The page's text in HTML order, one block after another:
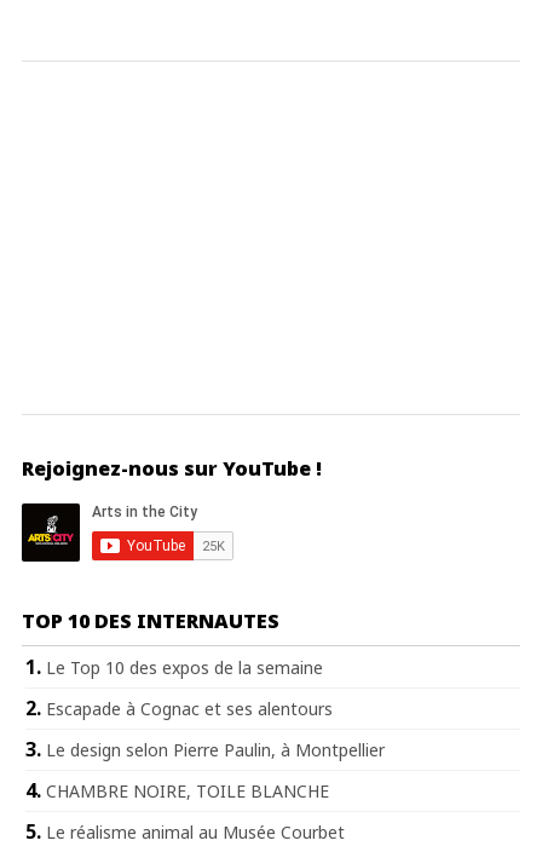
Rejoignez-nous sur YouTube !
TOP 10 DES INTERNAUTES
Le Top 10 des expos de la semaine
Escapade à Cognac et ses alentours
Le design selon Pierre Paulin, à Montpellier
CHAMBRE NOIRE, TOILE BLANCHE
Le réalisme animal au Musée Courbet